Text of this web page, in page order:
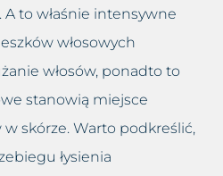
głowy
głowy
skóry głowy
intymnych
łez
to właśnie intensywne
włosowych
włosów, ponadto to
stanowią miejsce
skórze. Warto podkreślić,
łysienia